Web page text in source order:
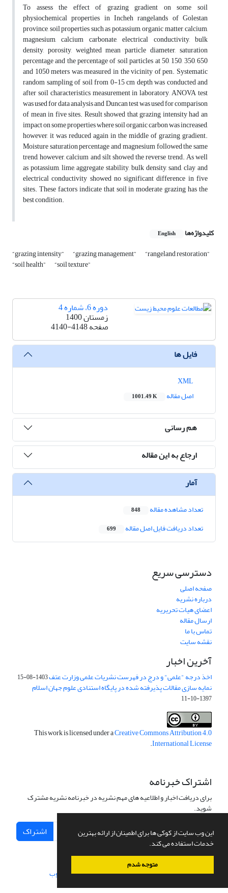
این وب سایت از کوکی ها برای اطمینان از ارائه بهترین
خدمات استفاده می کند.
متوجه شدم
To assess the effect of grazing gradient on some soil
physiochemical properties in Incheh rangelands of Golestan
province, soil properties such as potassium, organic matter, calcium,
magnesium, calcium carbonate, electrical conductivity, bulk
density, porosity, weighted mean particle diameter, saturation
percentage and the percentage of soil particles at 50, 150, 350, 650
and 1050 meters was measured in the vicinity of pen. Systematic
random sampling of soil from 0-15 cm depth was conducted and
after soil characteristics measurement in laboratory, ANOVA test
was used for data analysis and Duncan test was used for comparison
of mean in five sites. Result showed that grazing intensity had an
impact on some properties where soil organic carbon was increased,
however, it was reduced again in the middle of grazing gradient.
Moisture saturation percentage and magnesium followed the same
trend, however, calcium and silt showed the reverse trend. As well
as potassium, lime, aggregate stability, bulk density, sand, clay and
electrical conductivity showed no significant difference in five
sites. These factors indicate that soil in moderate grazing has the
best condition.
کلیدواژه‌ها English
“grazing intensity” “grazing management” “rangeland restoration”
“soil health” “soil texture”
دوره 6، شماره 4
زمستان 1400
صفحه4140-4148
فایل ها
اصل مقاله
1001.49 K
هم رسانی
ارجاع به این مقاله
آمار
تعداد مشاهده مقاله 848
تعداد دریافت فایل اصل مقاله 699
دسترسی سریع
صفحه اصلی
درباره نشریه
اعضای هیات تحریریه
ارسال مقاله
تماس با ما
نقشه سایت
آخرین اخبار
اخذ درجه "علمی" و درج در فهرست نشریات علمی وزارت عتف1403-08-15
نمایه سازی مقالات پذیرفته شده در پایگاه استنادی علوم جهان اسلام
1397-10-11
This work is licensed under aCreative Commons Attribution 4.0
International License
.
اشتراک خبرنامه
برای دریافت اخبار و اطلاعیه های مهم نشریه در خبرنامه نشریه مشترک
شوید.
اشتراک
سامانه مدیریت نشریات علمی.طراحی و پیاده سازی از سیناوب